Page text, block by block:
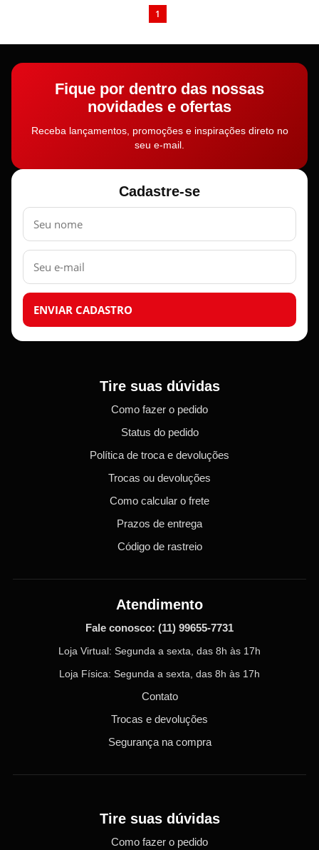
1
Fique por dentro das nossas
novidades e ofertas
Receba lançamentos, promoções e inspirações direto no
seu e-mail.
Cadastre-se
Nome
E-
mail
ENVIAR CADASTRO
Tire suas dúvidas
Como fazer o pedido
Status do pedido
Política de troca e devoluções
Trocas ou devoluções
Como calcular o frete
Prazos de entrega
Código de rastreio
Atendimento
Fale conosco: (11) 99655-7731
Loja Virtual: Segunda a sexta, das 8h às 17h
Loja Física: Segunda a sexta, das 8h às 17h
Contato
Trocas e devoluções
Segurança na compra
Tire suas dúvidas
Como fazer o pedido